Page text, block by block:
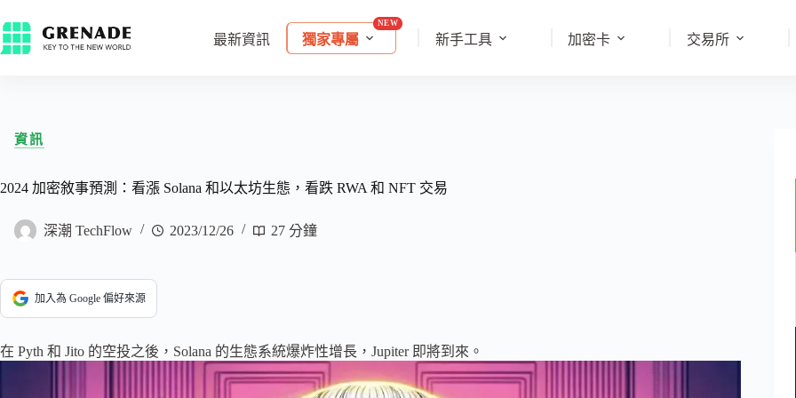
最新資訊 獨家專屬 新手工具 加密卡 交易所
資訊
2024 加密敘事預測：看漲 Solana 和以太坊生態，看跌 RWA 和 NFT 交易
深潮 TechFlow 2023/12/26 27 分鐘
加入為 Google 偏好來源
在 Pyth 和 Jito 的空投之後​​，Solana 的生態系統爆炸性增長，Jupiter 即將到來。